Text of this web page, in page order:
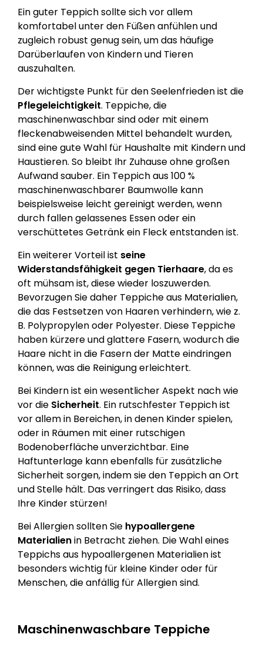
Ein guter Teppich sollte sich vor allem
komfortabel unter den Füßen anfühlen und
zugleich robust genug sein, um das häufige
Darüberlaufen von Kindern und Tieren
auszuhalten.
Der wichtigste Punkt für den Seelenfrieden ist die
Pflegeleichtigkeit. Teppiche, die
maschinenwaschbar sind oder mit einem
fleckenabweisenden Mittel behandelt wurden,
sind eine gute Wahl für Haushalte mit Kindern und
Haustieren. So bleibt Ihr Zuhause ohne großen
Aufwand sauber. Ein Teppich aus 100 %
maschinenwaschbarer Baumwolle kann
beispielsweise leicht gereinigt werden, wenn
durch fallen gelassenes Essen oder ein
verschüttetes Getränk ein Fleck entstanden ist.
Ein weiterer Vorteil ist seine
Widerstandsfähigkeit gegen Tierhaare, da es
oft mühsam ist, diese wieder loszuwerden.
Bevorzugen Sie daher Teppiche aus Materialien,
die das Festsetzen von Haaren verhindern, wie z.
B. Polypropylen oder Polyester. Diese Teppiche
haben kürzere und glattere Fasern, wodurch die
Haare nicht in die Fasern der Matte eindringen
können, was die Reinigung erleichtert.
Bei Kindern ist ein wesentlicher Aspekt nach wie
vor die Sicherheit. Ein rutschfester Teppich ist
vor allem in Bereichen, in denen Kinder spielen,
oder in Räumen mit einer rutschigen
Bodenoberfläche unverzichtbar. Eine
Haftunterlage kann ebenfalls für zusätzliche
Sicherheit sorgen, indem sie den Teppich an Ort
und Stelle hält. Das verringert das Risiko, dass
Ihre Kinder stürzen!
Bei Allergien sollten Sie hypoallergene
Materialienin Betracht ziehen. Die Wahl eines
Teppichs aus hypoallergenen Materialien ist
besonders wichtig für kleine Kinder oder für
Menschen, die anfällig für Allergien sind.
Maschinenwaschbare Teppiche